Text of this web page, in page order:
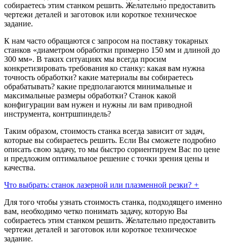
собираетесь этим станком решить. Желательно предоставить
чертежи деталей и заготовок или короткое техническое
задание.
К нам часто обращаются с запросом на поставку токарных
станков «диаметром обработки примерно 150 мм и длиной до
300 мм». В таких ситуациях мы всегда просим
конкретизировать требования ко станку: какая вам нужна
точность обработки? какие материалы вы собираетесь
обрабатывать? какие предполагаются минимальные и
максимальные размеры обработки? Станок какой
конфигурации вам нужен и нужны ли вам приводной
инструмента, контршпиндель?
Таким образом, стоимость станка всегда зависит от задач,
которые вы собираетесь решить. Если Вы сможете подробно
описать свою задачу, то мы быстро сориентируем Вас по цене
и предложим оптимальное решение с точки зрения цены и
качества.
Что выбрать: станок лазерной или плазменной резки? +
Для того чтобы узнать стоимость станка, подходящего именно
вам, необходимо четко понимать задачу, которую Вы
собираетесь этим станком решить. Желательно предоставить
чертежи деталей и заготовок или короткое техническое
задание.